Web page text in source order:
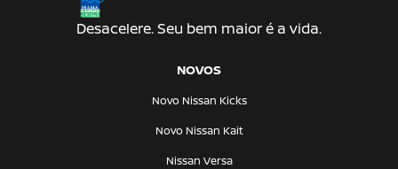
Desacelere. Seu bem maior é a vida.
NOVOS
Novo Nissan Kicks
Novo Nissan Kait
Nissan Versa